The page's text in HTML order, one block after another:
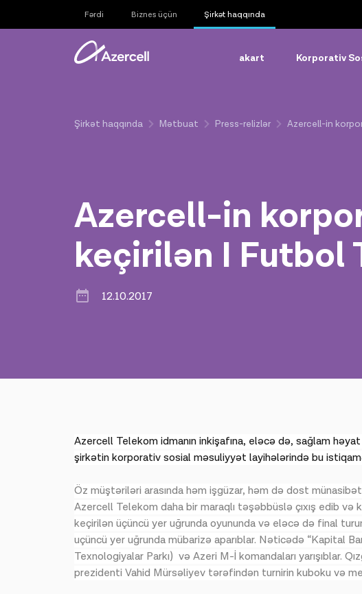
Fərdi Biznes üçün Şirkət haqqında
akart Korporativ
Şirkət haqqında Mətbuat Press-relizlər Azercell-in
Azercell-in
keçirilən I Futbol
12.10.2017
Azercell Telekom idmanın inkişafına, eləcə də, sağlam
şirkətin korporativ sosial məsuliyyət layihələrində bu
Öz müştəriləri arasında həm işgüzar, həm də dost
Azercell Telekom daha bir maraqlı təşəbbüslə çıxış edib
keçirilən üçüncü yer uğrunda oyununda və eləcə də final
uçüncü yer uğrunda mübarizə aparıblar. Nəticədə “Kapital
Texnologiyalar Parkı) və Azeri M-İ komandaları yarışıblar.
prezidenti Vahid Mürsəliyev tərəfindən turnirin kuboku və